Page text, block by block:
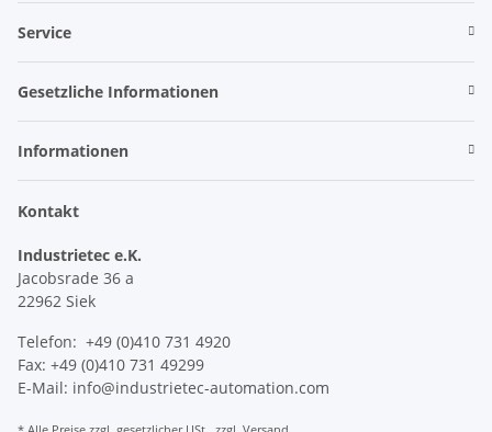
Service
Gesetzliche Informationen
Informationen
Kontakt
Industrietec e.K.
Jacobsrade 36 a
22962 Siek
Telefon: +49 (0)410 731 4920
Fax: +49 (0)410 731 49299
E-Mail: info@industrietec-automation.com